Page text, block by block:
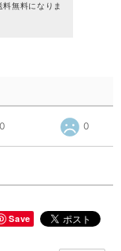
無料になりま
0 0
Save